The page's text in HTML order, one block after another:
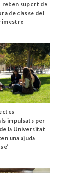
reben suport de
de classe del
impulsats per
la Universitat
una ajuda